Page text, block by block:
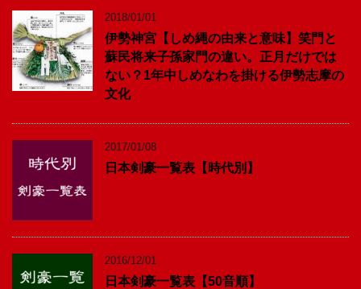
2018/01/01
伊勢神宮【しめ縄の由来と意味】笑門と
蘇民将来子孫家門の違い。正月だけでは
ない？1年中しめなわを掛ける伊勢志摩の
文化
2017/01/08
日本剣豪一覧表【時代別】
2016/12/01
日本剣豪一覧表【50音順】